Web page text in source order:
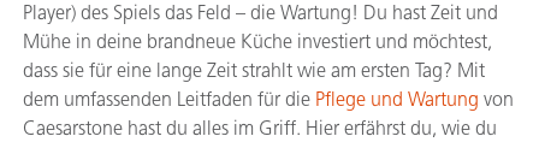
Player) des Spiels das Feld – die Wartung! Du hast Zeit und
Mühe in deine brandneue Küche investiert und möchtest,
dass sie für eine lange Zeit strahlt wie am ersten Tag? Mit
dem umfassenden Leitfaden für die Pflege und Wartung von
Caesarstone hast du alles im Griff. Hier erfährst du, wie du